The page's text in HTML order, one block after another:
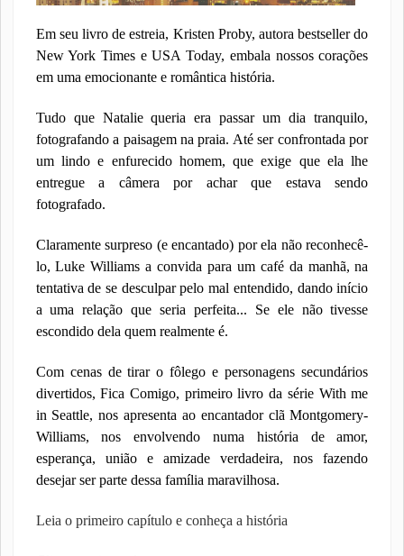
Em seu livro de estreia, Kristen Proby, autora bestseller do
New York Times e USA Today, embala nossos corações
em uma emocionante e romântica história.
Tudo que Natalie queria era passar um dia tranquilo,
fotografando a paisagem na praia. Até ser confrontada por
um lindo e enfurecido homem, que exige que ela lhe
entregue a câmera por achar que estava sendo
fotografado.
Claramente surpreso (e encantado) por ela não reconhecê-
lo, Luke Williams a convida para um café da manhã, na
tentativa de se desculpar pelo mal entendido, dando início
a uma relação que seria perfeita... Se ele não tivesse
escondido dela quem realmente é.
Com cenas de tirar o fôlego e personagens secundários
divertidos, Fica Comigo, primeiro livro da série With me
in Seattle, nos apresenta ao encantador clã Montgomery-
Williams, nos envolvendo numa história de amor,
esperança, união e amizade verdadeira, nos fazendo
desejar ser parte dessa família maravilhosa.
Leia o primeiro capítulo e conheça a história